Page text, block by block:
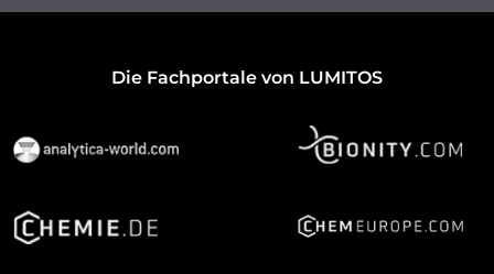
Die Fachportale von LUMITOS